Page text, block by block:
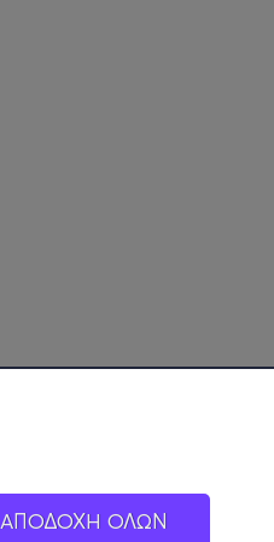
ΑΠΟΔΟΧΗ ΟΛΩΝ